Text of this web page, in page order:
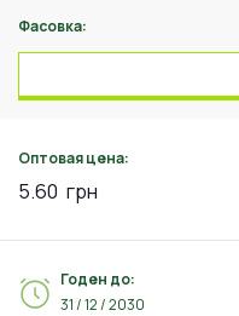
Фасовка:
Оптовая цена:
5.60 грн
Годен до:
31 / 12 / 2030